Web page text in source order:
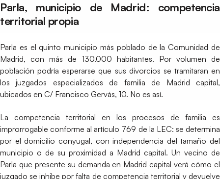
Parla, municipio de Madrid: competencia
territorial propia
Parla es el quinto municipio más poblado de la Comunidad de
Madrid, con más de 130.000 habitantes. Por volumen de
población podría esperarse que sus divorcios se tramitaran en
los juzgados especializados de familia de Madrid capital,
ubicados en C/ Francisco Gervás, 10. No es así.
La competencia territorial en los procesos de familia es
improrrogable conforme al artículo 769 de la LEC: se determina
por el domicilio conyugal, con independencia del tamaño del
municipio o de su proximidad a Madrid capital. Un vecino de
Parla que presente su demanda en Madrid capital verá cómo el
juzgado se inhibe por falta de competencia territorial y devuelve